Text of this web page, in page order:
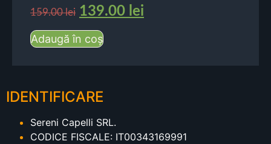
159.00lei 139.00 lei
Adaugă în coș
IDENTIFICARE
Sereni Capelli SRL.
CODICE FISCALE: IT00343169991